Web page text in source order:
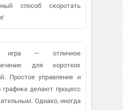
способ скоротать
игра — отличное
для коротких
Простое управление и
графика делают процесс
Однако, иногда